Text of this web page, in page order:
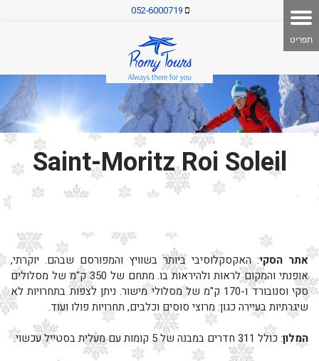
052-6000719
Saint-Moritz Roi Soleil
אתר הסקי: האקסקלוסיבי ביותר בשוויץ והמפורסם שבהם. יוקרתי,
אופנתי והמקום לראות ולהיראות בו. מתחם של 350 ק"מ של מסלולים
סקי וסנובורד ו-170 ק"מ של מסלולי מישור. ניתן לצפות בתחרויות לא
שיגרתיות בעיירה כגון: מרוצי סוסים וכלבים, תחרויות פולו ועוד.
המלון: כולל 311 חדרים במבנה של 5 קומות עם מעלית בסטייל עכשוי.